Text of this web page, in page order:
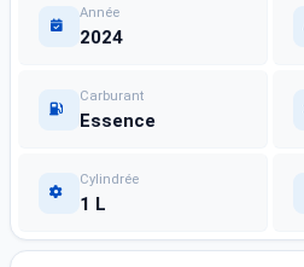
Année
2024
Carburant
Essence
Cylindrée
1 L